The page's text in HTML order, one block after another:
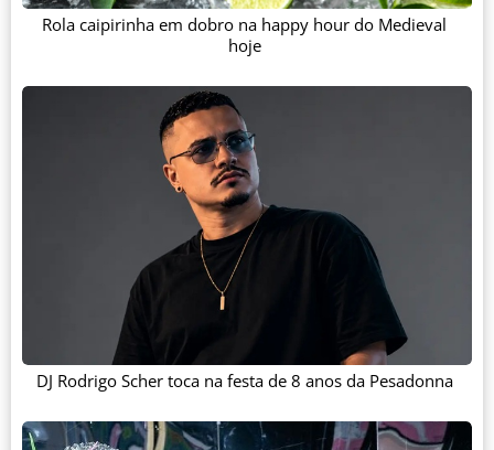
Rola caipirinha em dobro na happy hour do Medieval
hoje
DJ Rodrigo Scher toca na festa de 8 anos da Pesadonna